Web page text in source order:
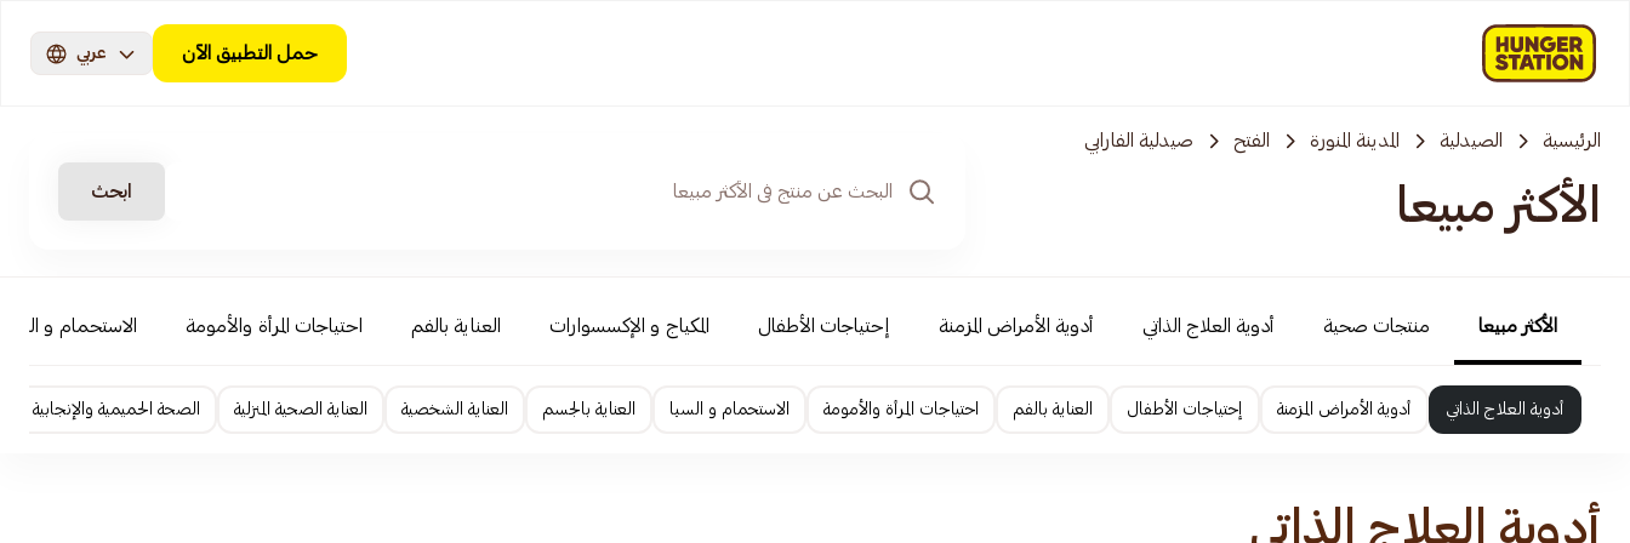
حمل التطبيق الآن عربي
الرئيسية الصيدلية المدينة المنورة الفتح صيدلية الفارابي
الأكثر مبيعا ابحث
الأكثر مبيعا منتجات صحية أدوية العلاج الذاتي أدوية الأمراض المزمنة إحتياجات الأطفال المكياج و الإكسسوارات العناية بالفم احتياجات المرأة والأمومة الاستحمام و السبا
أدوية العلاج الذاتي أدوية الأمراض المزمنة إحتياجات الأطفال العناية بالفم احتياجات المرأة والأمومة الاستحمام و السبا العناية بالجسم العناية الشخصية العناية الصحية المنزلية الصحة الحميمية والإنجابية
أدوية العلاج الذاتي